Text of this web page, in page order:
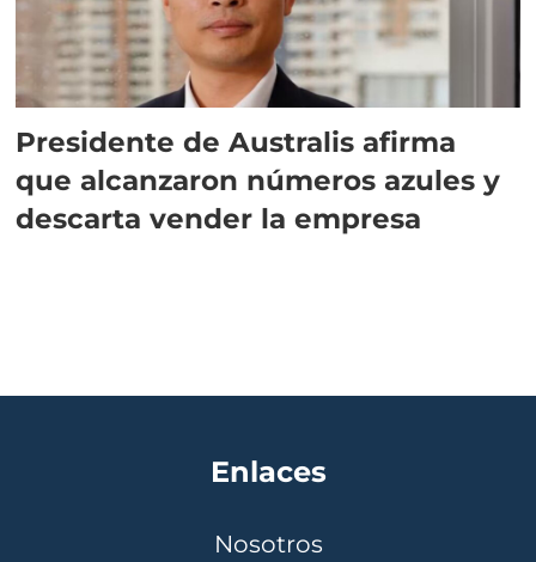
Presidente de Australis afirma
que alcanzaron números azules y
descarta vender la empresa
Enlaces
Nosotros